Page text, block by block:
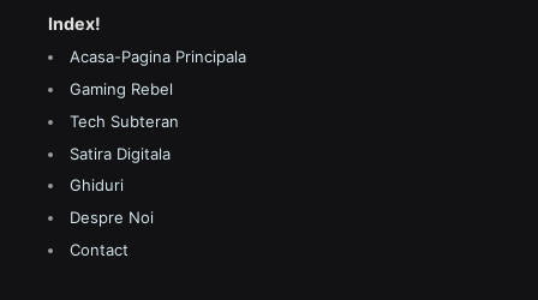
Index!
Acasa-Pagina Principala
Gaming Rebel
Tech Subteran
Satira Digitala
Ghiduri
Despre Noi
Contact